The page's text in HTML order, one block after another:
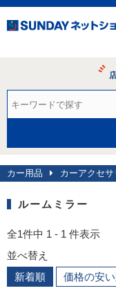
カー用品 カーアクセサ
ルームミラー
全1件中 1 - 1 件表示
並べ替え
新着順
価格の安